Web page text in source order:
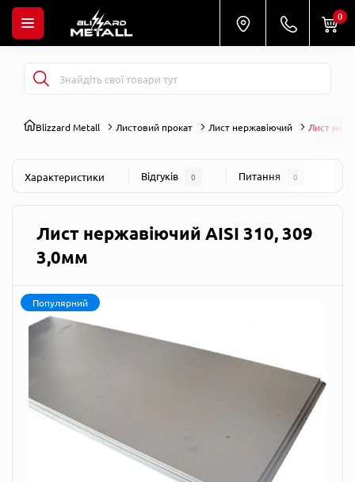
0
Blizzard Metall Листовий прокат Лист нержавіючий Лист
Характеристики Відгуків 0 Питання 0
Лист нержавіючий AISI 310, 309
3,0мм
Популярний